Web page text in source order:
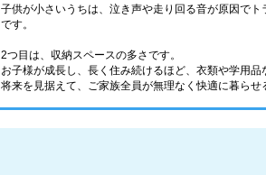
子供が小さいうちは、泣き声や走り回る音が原因で
です。
2つ目は、収納スペースの多さです。
お子様が成長し、長く住み続けるほど、衣類や学用品
将来を見据えて、ご家族全員が無理なく快適に暮らせ